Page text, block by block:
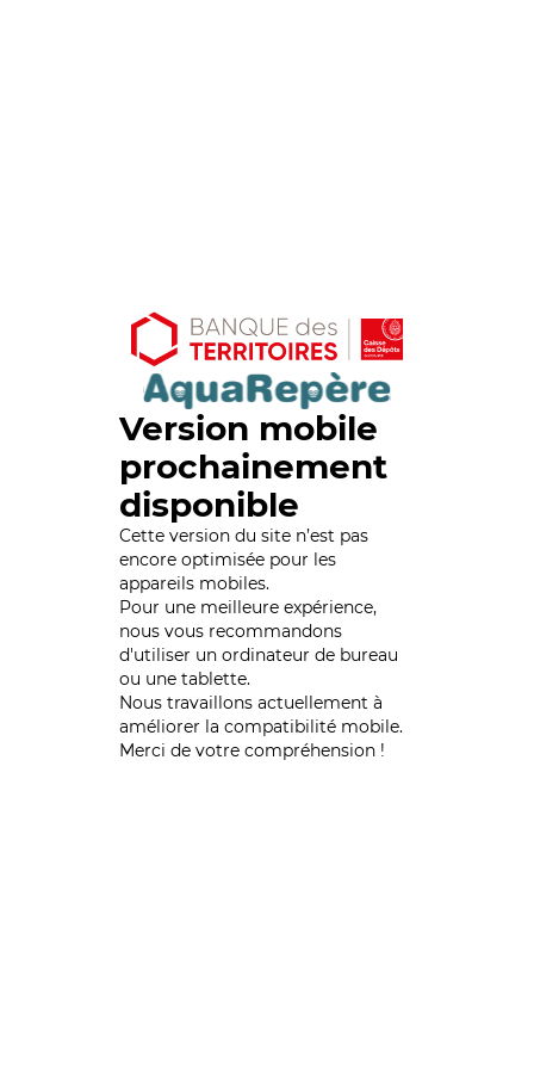
Version mobile
prochainement
disponible
Cette version du site n’est pas
encore optimisée pour les
appareils mobiles.
Pour une meilleure expérience,
nous vous recommandons
d'utiliser un ordinateur de bureau
ou une tablette.
Nous travaillons actuellement à
améliorer la compatibilité mobile.
Merci de votre compréhension !